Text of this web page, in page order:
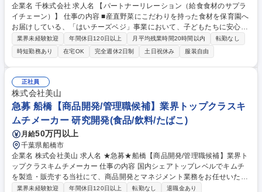
企業名 千株式会社 求人名 【パートナーリレーション（給食食材のサプラ
イチェーン）】 仕事の内容 ■産直野菜にこだわりを持った食材を保育園へ
お届けしている、「はいチーズベジ」事業において、子どもたちに安心安
全な給食食材をお届けするための物流オペレーション改善を担当いただき
ます。 ■外部パートナーとの折衝を中心に、単なる品質管理に留まらない
オペレーション全般の最適化を目指していただきます。 ・提携物流拠点
（東京・横浜・宇都宮等の倉庫）の訪問（週3日程度） 食材の実態把握と
品質指導。 ・センター運営会社や物流会社との契約・交渉、及び再発防止
策の立案 ・KPI管理と改善 ※勘や経験だけでなくデータに基づいた改善策
を立案 募集職種 【パートナーリレーション（給食食材のサプライチェー
ン）】
業界未経験歓迎 年間休日120日以上 月平均残業時間20時間以内
転勤なし
時短勤務あり
在宅OK 完全週休2日制 土日祝休み 服装自由
正社員
株式会社美山
急募 船橋【商品開発/管理職候補】業界トップクラスキ
ムチメーカー 研究開発(食品/飲料/たばこ)
月給50万円以上
千葉県船橋市
企業名 株式会社美山 求人名 ★急募★船橋【商品開発/管理職候補】業界ト
ップクラスキムチメーカー 仕事の内容 国内シェアトップレベルでキムチ
を製造・販売する当社にて、商品開発とマネジメント業務をお任せいたし
ます。 ■キムチおよび発酵食品を中心とした新商品開発（国内・海外向
業界未経験歓迎 年間休日120日以上 転勤なし
退職金あり